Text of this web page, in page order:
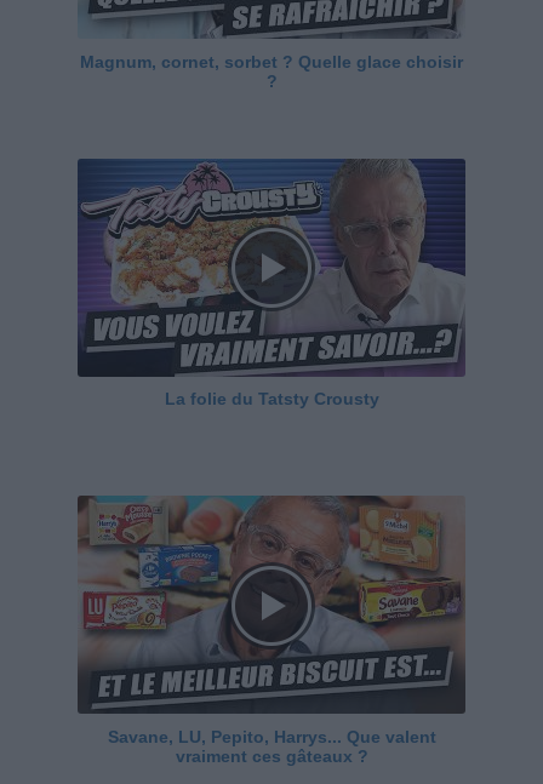
Magnum, cornet, sorbet ? Quelle glace choisir
?
La folie du Tatsty Crousty
Savane, LU, Pepito, Harrys... Que valent
vraiment ces gâteaux ?